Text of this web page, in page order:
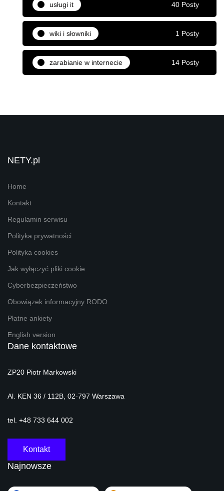
usługi it 40 Posty
wiki i słowniki 1 Posty
zarabianie w internecie 14 Posty
NETY.pl
Home
Kontakt
Regulamin serwisu
Polityka prywatności
Polityka cookies
Jak wyłączyć pliki cookie
Cyberbezpieczeństwo
Obowiązek informacyjny RODO
Płatne ankiety
English version
Dane kontaktowe
ZP20 Piotr Markowski
Al. KEN 36 / 112B, 02-797 Warszawa
tel. +48 733 644 002
Kontakt
Najnowsze